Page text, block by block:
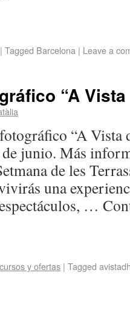
| Tagged Barcelona | Leave a
“A Vista
“A Vista
junio. Más
de les
una
…
y ofertas | Tagged